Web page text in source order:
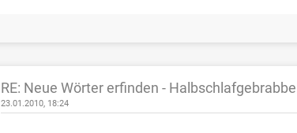
RE: Neue Wörter erfinden - Halbschlafgebrabbel
23.01.2010, 18:24